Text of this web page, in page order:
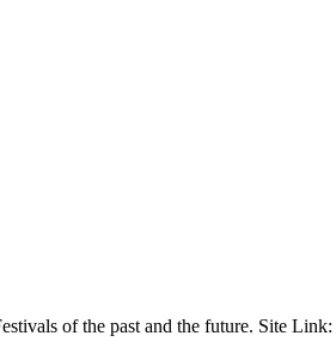
of the past and the future. Site Link: